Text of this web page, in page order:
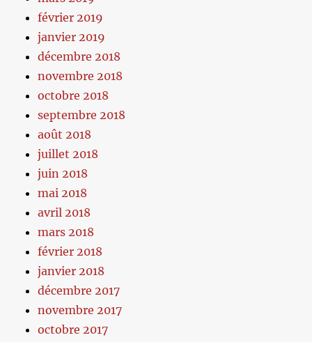
février 2019
janvier 2019
décembre 2018
novembre 2018
octobre 2018
septembre 2018
août 2018
juillet 2018
juin 2018
mai 2018
avril 2018
mars 2018
février 2018
janvier 2018
décembre 2017
novembre 2017
octobre 2017